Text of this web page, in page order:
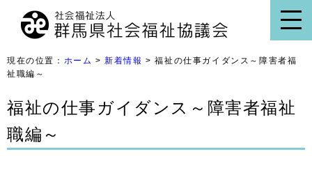
現在の位置： ホーム >新着情報 > 福祉の仕事ガイダンス～障害者福
祉職編～
福祉の仕事ガイダンス～障害者福祉
職編～